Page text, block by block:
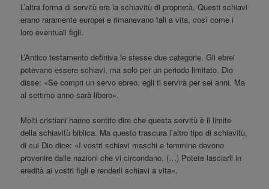
L’altra forma di servitù era la schiavitù di proprietà. Questi schiavi
erano raramente europei e rimanevano tali a vita, così come i
loro eventuali figli.
L’Antico testamento definiva le stesse due categorie. Gli ebrei
potevano essere schiavi, ma solo per un periodo limitato. Dio
disse: «Se compri un servo ebreo, egli ti servirà per sei anni. Ma
al settimo anno sarà libero».
Molti cristiani hanno sentito dire che questa servitù è il limite
della schiavitù biblica. Ma questo trascura l’altro tipo di schiavitù,
di cui Dio dice: «I vostri schiavi maschi e femmine devono
provenire dalle nazioni che vi circondano. (…) Potete lasciarli in
eredità ai vostri figli e renderli schiavi a vita».